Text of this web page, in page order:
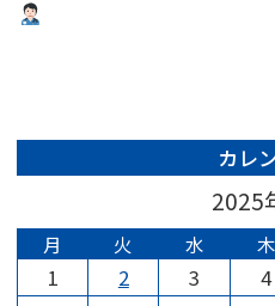
カレ
2025
月 火 水 木
1 2 3 4